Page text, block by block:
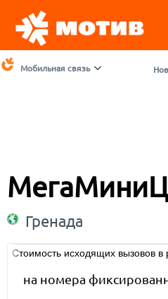
Мобильная связь
Гренада
Стоимость исходящих вызовов в
на номера